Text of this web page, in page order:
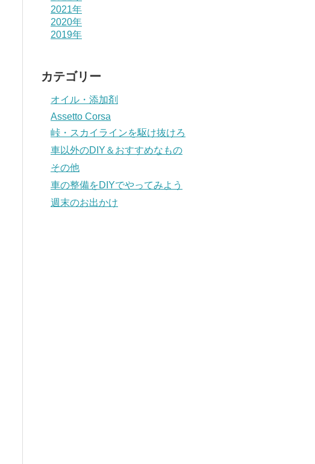
2021年
2020年
2019年
カテゴリー
オイル・添加剤
Assetto Corsa
峠・スカイラインを駆け抜けろ
車以外のDIY＆おすすめなもの
その他
車の整備をDIYでやってみよう
週末のお出かけ